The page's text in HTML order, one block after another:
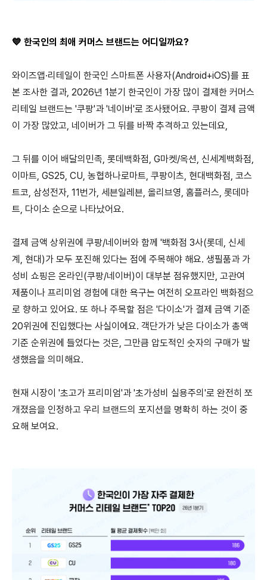
💙 한국인의 최애 커머스 브랜드는 어디일까요?
와이즈앱·리테일이 한국인 스마트폰 사용자(Android+iOS)를 표
본 조사한 결과, 2026년 1분기 한국인이 가장 많이 결제한 커머스
리테일 브랜드는 '쿠팡'과 '네이버'로 조사됐어요. 쿠팡이 결제 금액
이 가장 많았고, 네이버가 그 뒤를 바짝 추격하고 있는데요,
그 뒤를 이어 배달의민족, 롯데백화점, G마켓/옥션, 신세계백화점,
이마트, GS25, CU, 농협하나로마트, 쿠팡이츠, 현대백화점, 코스
트코, 삼성전자, 11번가, 세븐일레븐, 올리브영, 홈플러스, 롯데마
트, 다이소 순으로 나타났어요.
결제 금액 상위권에 쿠팡/네이버와 함께 '백화점 3사(롯데, 신세
계, 현대)가 모두 포진해 있다는 점에 주목해야 해요. 생필품과 가
성비 쇼핑은 온라인(쿠팡/네이버)이 대부분 점유했지만, 고관여
제품이나 프리미엄 경험에 대한 욕구는 여전히 오프라인 백화점으
로 향하고 있어요. 또 하나 주목할 점은 '다이소'가 결제 금액 기준
20위권에 진입했다는 사실이에요. 객단가가 낮은 다이소가 총액
기준 순위권에 들었다는 것은, 그만큼 압도적인 숫자의 구매가 발
생했음을 의미해요.
현재 시장이 '초고가 프리미엄'과 '초가성비 실용주의'로 완전히 쪼
개졌음을 인정하고 우리 브랜드의 포지션을 명확히 하는 것이 중
요해 보여요.